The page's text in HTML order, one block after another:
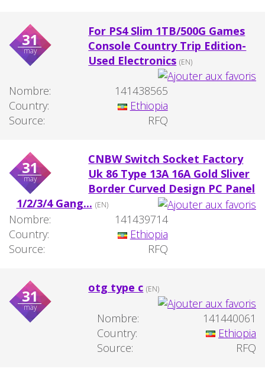
31
may
For PS4 Slim 1TB/500G Games
Console Country Trip Edition-
Used Electronics (EN)
Nombre:
141438565
Country:
Ethiopia
Source:
RFQ
31
may
CNBW Switch Socket Factory
Uk 86 Type 13A 16A Gold Sliver
Border Curved Design PC Panel
1/2/3/4 Gang... (EN)
Nombre:
141439714
Country:
Ethiopia
Source:
RFQ
31
may
otg type c (EN)
Nombre:
141440061
Country:
Ethiopia
Source:
RFQ